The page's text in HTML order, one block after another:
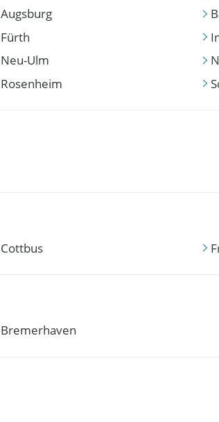
Augsburg
Fürth
Neu-Ulm
Rosenheim
Cottbus
Bremerhaven